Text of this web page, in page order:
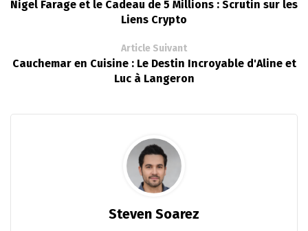
Nigel Farage et le Cadeau de 5 Millions : Scrutin sur les
Liens Crypto
Article Suivant
Cauchemar en Cuisine : Le Destin Incroyable d'Aline et
Luc à Langeron
Steven Soarez